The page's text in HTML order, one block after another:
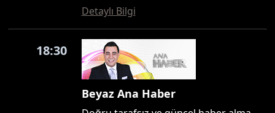
Detaylı Bilgi
18:30
Beyaz Ana Haber